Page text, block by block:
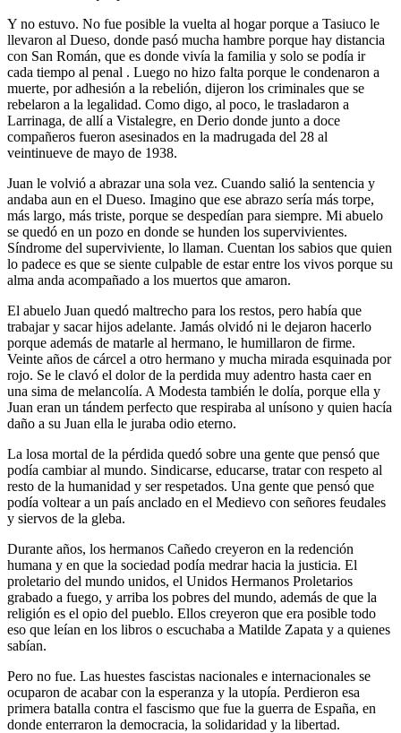
Y no estuvo. No fue posible la vuelta al hogar porque a Tasiuco le
llevaron al Dueso, donde pasó mucha hambre porque hay distancia
con San Román, que es donde vivía la familia y solo se podía ir
cada tiempo al penal . Luego no hizo falta porque le condenaron a
muerte, por adhesión a la rebelión, dijeron los criminales que se
rebelaron a la legalidad. Como digo, al poco, le trasladaron a
Larrinaga, de allí a Vistalegre, en Derio donde junto a doce
compañeros fueron asesinados en la madrugada del 28 al
veintinueve de mayo de 1938.
Juan le volvió a abrazar una sola vez. Cuando salió la sentencia y
andaba aun en el Dueso. Imagino que ese abrazo sería más torpe,
más largo, más triste, porque se despedían para siempre. Mi abuelo
se quedó en un pozo en donde se hunden los supervivientes.
Síndrome del superviviente, lo llaman. Cuentan los sabios que quien
lo padece es que se siente culpable de estar entre los vivos porque su
alma anda acompañado a los muertos que amaron.
El abuelo Juan quedó maltrecho para los restos, pero había que
trabajar y sacar hijos adelante. Jamás olvidó ni le dejaron hacerlo
porque además de matarle al hermano, le humillaron de firme.
Veinte años de cárcel a otro hermano y mucha mirada esquinada por
rojo. Se le clavó el dolor de la perdida muy adentro hasta caer en
una sima de melancolía. A Modesta también le dolía, porque ella y
Juan eran un tándem perfecto que respiraba al unísono y quien hacía
daño a su Juan ella le juraba odio eterno.
La losa mortal de la pérdida quedó sobre una gente que pensó que
podía cambiar al mundo. Sindicarse, educarse, tratar con respeto al
resto de la humanidad y ser respetados. Una gente que pensó que
podía voltear a un país anclado en el Medievo con señores feudales
y siervos de la gleba.
Durante años, los hermanos Cañedo creyeron en la redención
humana y en que la sociedad podía medrar hacia la justicia. El
proletario del mundo unidos, el Unidos Hermanos Proletarios
grabado a fuego, y arriba los pobres del mundo, además de que la
religión es el opio del pueblo. Ellos creyeron que era posible todo
eso que leían en los libros o escuchaba a Matilde Zapata y a quienes
sabían.
Pero no fue. Las huestes fascistas nacionales e internacionales se
ocuparon de acabar con la esperanza y la utopía. Perdieron esa
primera batalla contra el fascismo que fue la guerra de España, en
donde enterraron la democracia, la solidaridad y la libertad.